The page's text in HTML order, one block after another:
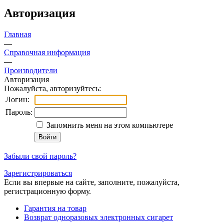
Авторизация
Главная
—
Справочная информация
—
Производители
Авторизация
Пожалуйста, авторизуйтесь:
Логин:
Пароль:
Запомнить меня на этом компьютере
Забыли свой пароль?
Зарегистрироваться
Если вы впервые на сайте, заполните, пожалуйста,
регистрационную форму.
Гарантия на товар
Возврат одноразовых электронных сигарет